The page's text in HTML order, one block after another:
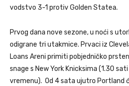
vodstvo 3-1 protiv Golden Statea.
Prvog dana nove sezone, u noći s
odigrane tri utakmice. Prvaci iz
Loans Areni primiti pobjedničko
snage s New York Knicksima (1.30
vremenu). Od 4 sata ujutro Portland